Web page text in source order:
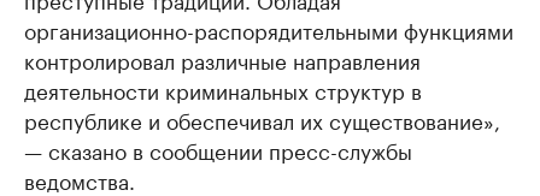
организационно-распорядительными функциями
контролировал различные направления
деятельности криминальных структур в
республике и обеспечивал их существование»,
— сказано в сообщении пресс-службы
ведомства.